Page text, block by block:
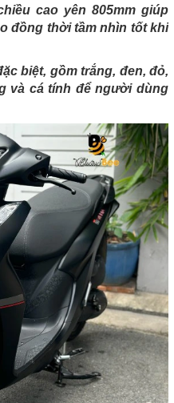
cao yên 805mm giúp
đồng thời tầm nhìn tốt khi
biệt, gồm trắng, đen, đỏ,
và cá tính để người dùng